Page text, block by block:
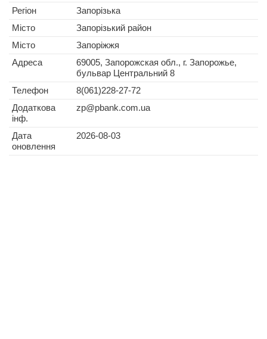
Регіон
Запорізька
Місто
Запорізький район
Місто
Запоріжжя
Адреса
69005, Запорожская обл., г. Запорожье,
бульвар Центральний 8
Телефон
8(061)228-27-72
Додаткова
інф.
zp@pbank.com.ua
Дата
оновлення
2026-08-03